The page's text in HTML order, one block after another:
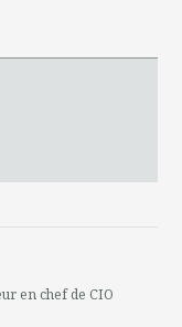
en chef de CIO